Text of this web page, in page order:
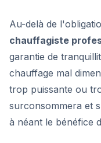
Au-delà de
chauffagiste
garantie de
chauffage mal
trop puissante ou
surconsommera et
à néant le bénéfice